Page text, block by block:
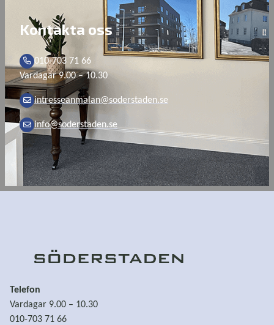
Kontakta oss
010-703 71 66
Vardagar 9.00 – 10.30
intresseanmalan@soderstaden.se
info@soderstaden.se
Telefon
Vardagar 9.00 – 10.30
010-703 71 66